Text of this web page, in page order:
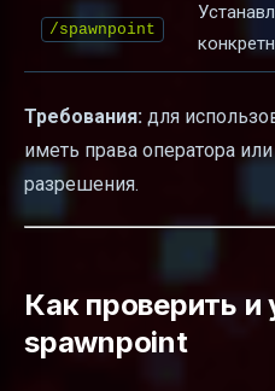
/spawnpoint
Требования: для
иметь права оператора
разрешения.
Как проверить и
spawnpoint